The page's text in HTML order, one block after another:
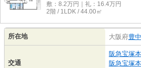
敷：8.2万円｜礼：16.4万円
2階 / 1LDK / 44.00㎡
所在地 大阪府豊
交通
阪急宝塚
阪急宝塚